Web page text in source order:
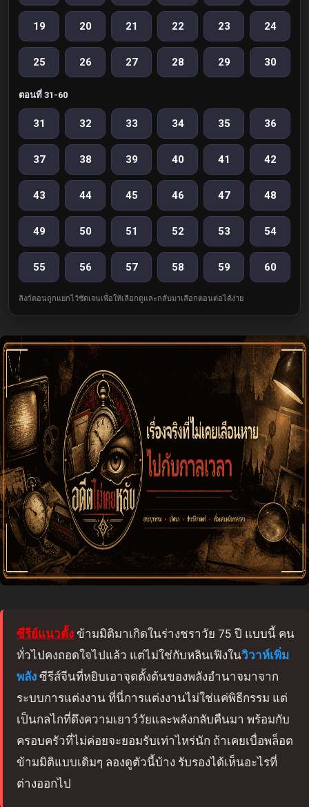
19 20 21 22 23 24
25 26 27 28 29 30
ตอนที่ 31-60
31 32 33 34 35 36
37 38 39 40 41 42
43 44 45 46 47 48
49 50 51 52 53 54
55 56 57 58 59 60
ลิงก์ตอนถูกแยกไว้ชัดเจนเพื่อให้เลือกดูและกลับมาเลือกตอนต่อได้ง่าย
ซีรีย์แนวตั้ง ข้ามมิติมาเกิดในร่างชราวัย 75 ปี แบบนี้ คน
ทั่วไปคงถอดใจไปแล้ว แต่ไม่ใช่กับหลินเฟิงในวิวาห์เพิ่ม
พลัง ซีรีส์จีนที่หยิบเอาจุดตั้งต้นของพลังอำนาจมาจาก
ระบบการแต่งงาน ที่นี่การแต่งงานไม่ใช่แค่พิธีกรรม แต่
เป็นกลไกที่ดึงความเยาว์วัยและพลังกลับคืนมา พร้อมกับ
ครอบครัวที่ไม่ค่อยจะยอมรับเท่าไหร่นัก ถ้าเคยเบื่อพล็อต
ข้ามมิติแบบเดิมๆ ลองดูตัวนี้บ้าง รับรองได้เห็นอะไรที่
ต่างออกไป